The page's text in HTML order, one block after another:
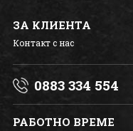
ЗА КЛИЕНТА
Контакт с нас
0883 334 554
РАБОТНО ВРЕМЕ